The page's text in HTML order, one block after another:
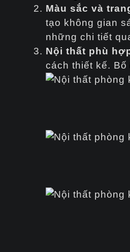
Màu sắc và
tạo không gian
những chi tiết
Nội thất phù
cách thiết kế.